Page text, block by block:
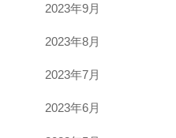
2023年9月
2023年8月
2023年7月
2023年6月